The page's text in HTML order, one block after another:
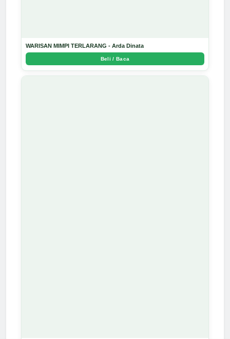
WARISAN MIMPI TERLARANG - Arda Dinata
Beli / Baca